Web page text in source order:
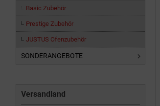
Basic Zubehör
Prestige Zubehör
JUSTUS Ofenzubehör
SONDERANGEBOTE
Versandland